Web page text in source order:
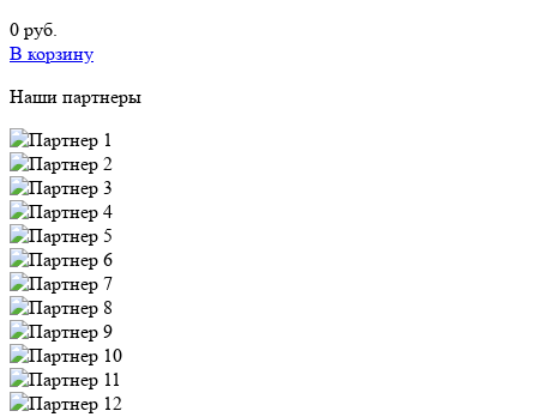
0 руб.
В корзину
Наши партнеры